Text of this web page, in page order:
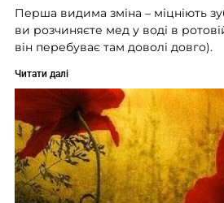
Перша видима зміна – міцніють
ви розчиняєте мед у воді в
він перебуває там доволі довго).
Читати далі